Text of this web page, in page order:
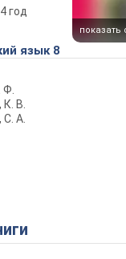
4 год
показать
язык 8
Ф.
В.
А.